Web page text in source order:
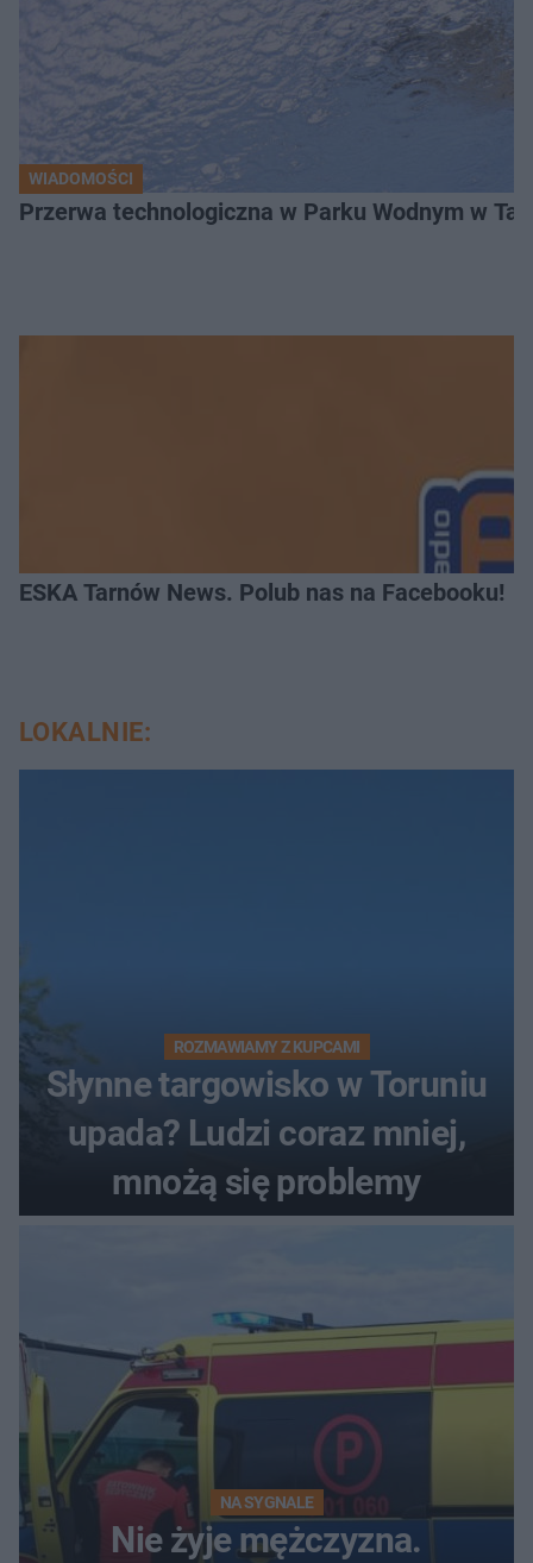
WIADOMOŚCI
Przerwa technologiczna w Parku Wodnym w
ESKA Tarnów News. Polub nas na Facebooku!
LOKALNIE:
ROZMAWIAMY Z KUPCAMI
Słynne targowisko w Toruniu
upada? Ludzi coraz mniej,
mnożą się problemy
NA SYGNALE
Nie żyje mężczyzna.